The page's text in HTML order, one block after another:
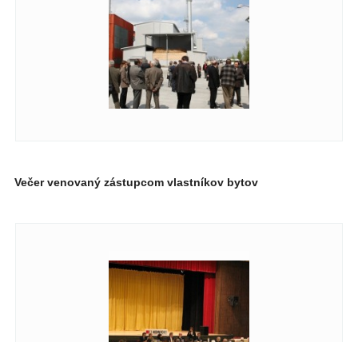
Večer venovaný zástupcom vlastníkov bytov